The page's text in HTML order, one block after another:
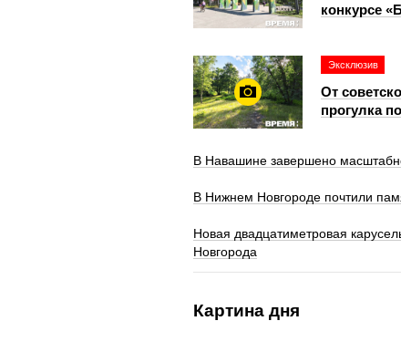
конкурсе
Эксклюзив
От
прогулка
В Навашине завершено
В Нижнем Новгороде почтили
Новая двадцатиметровая
Новгорода
Картина дня